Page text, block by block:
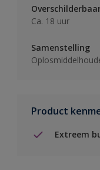
Ca. 18 uur
Samenstelling
Product
Extreem